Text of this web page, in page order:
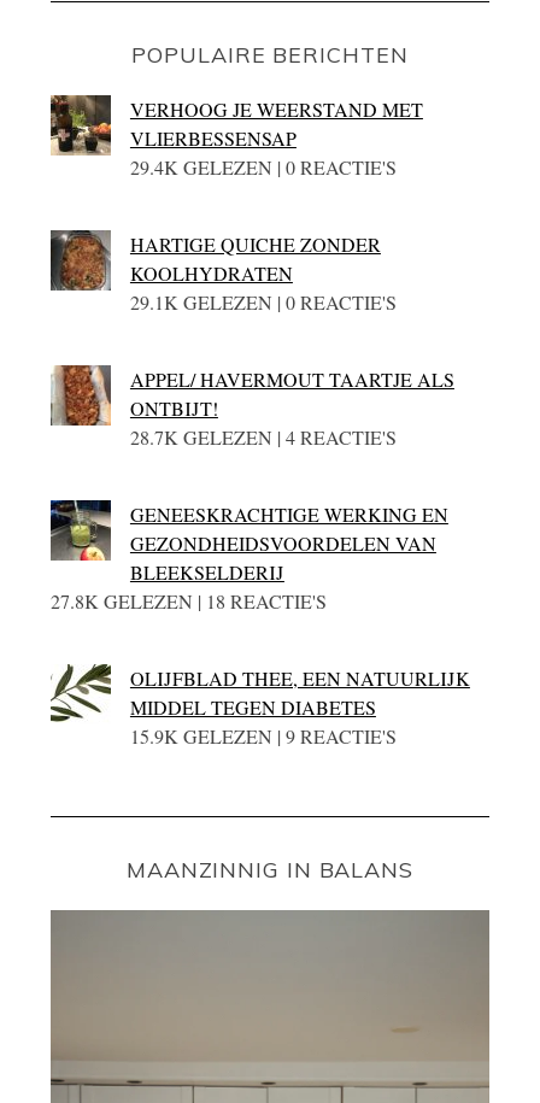
POPULAIRE BERICHTEN
VERHOOG JE WEERSTAND MET
VLIERBESSENSAP
29.4K GELEZEN | 0 REACTIE'S
HARTIGE QUICHE ZONDER
KOOLHYDRATEN
29.1K GELEZEN | 0 REACTIE'S
APPEL/ HAVERMOUT TAARTJE ALS
ONTBIJT!
28.7K GELEZEN | 4 REACTIE'S
GENEESKRACHTIGE WERKING EN
GEZONDHEIDSVOORDELEN VAN
BLEEKSELDERIJ
27.8K GELEZEN | 18 REACTIE'S
OLIJFBLAD THEE, EEN NATUURLIJK
MIDDEL TEGEN DIABETES
15.9K GELEZEN | 9 REACTIE'S
MAANZINNIG IN BALANS